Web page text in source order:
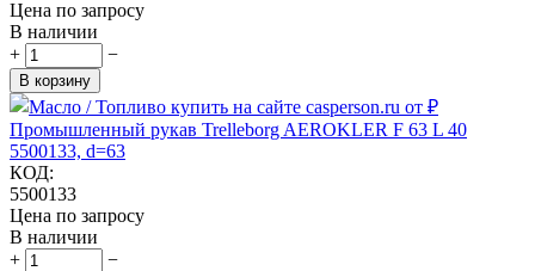
Цена по запросу
В наличии
+
−
В корзину
Промышленный рукав Trelleborg AEROKLER F 63 L 40
5500133, d=63
КОД:
5500133
Цена по запросу
В наличии
+
−